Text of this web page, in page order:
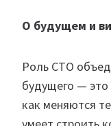
О будущем и
Роль CTO
будущего —
как меняются